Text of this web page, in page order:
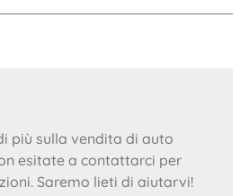
più sulla vendita di auto
esitate a contattarci per
Saremo lieti di aiutarvi!